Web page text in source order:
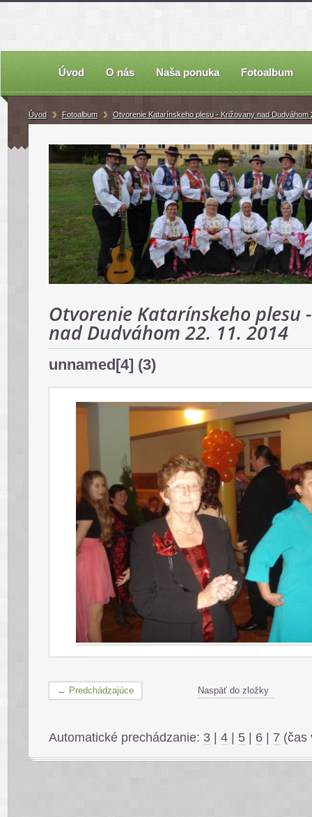
Úvod O nás Naša ponuka Fotoalbum
Úvod Fotoalbum Otvorenie Katarínskeho plesu - Križovany nad Dudváhom
Otvorenie Katarínskeho plesu
nad Dudváhom 22. 11. 2014
unnamed[4] (3)
← Predchádzajúce Naspäť do zložky
Automatické prechádzanie: 3 4 5 6 7 (čas